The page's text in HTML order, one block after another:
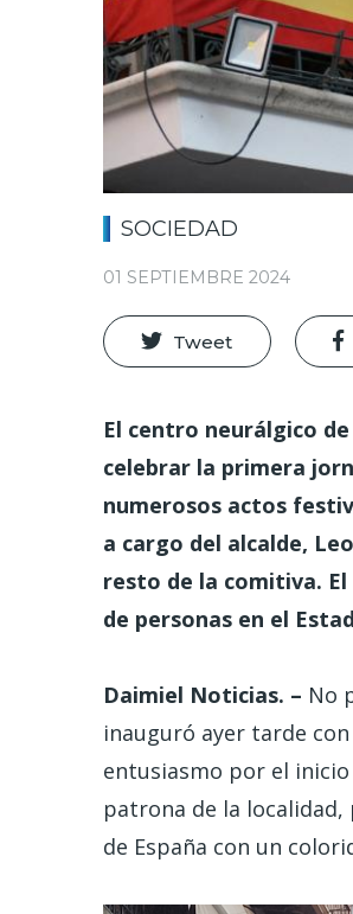
SOCIEDAD
01 SEPTIEMBRE 2024
Tweet
El centro neurálgico
celebrar la primera
numerosos actos
a cargo del alcalde,
resto de la comitiva.
de personas en el
Daimiel Noticias. – No
inauguró ayer tarde
entusiasmo por el inicio
patrona de la
de España con un